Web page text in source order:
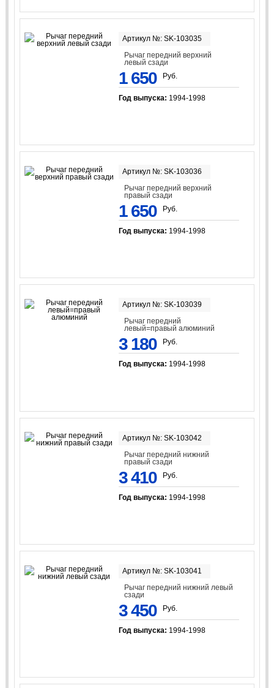
Артикул №: SK-103035
Рычаг передний верхний
левый сзади
1 650 Руб.
Год выпуска: 1994-1998
Артикул №: SK-103036
Рычаг передний верхний
правый сзади
1 650 Руб.
Год выпуска: 1994-1998
Артикул №: SK-103039
Рычаг передний
левый=правый алюминий
3 180 Руб.
Год выпуска: 1994-1998
Артикул №: SK-103042
Рычаг передний нижний
правый сзади
3 410 Руб.
Год выпуска: 1994-1998
Артикул №: SK-103041
Рычаг передний нижний левый
сзади
3 450 Руб.
Год выпуска: 1994-1998